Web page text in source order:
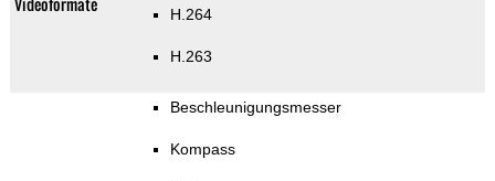
H.264
H.263
Beschleunigungsmesser
Kompass